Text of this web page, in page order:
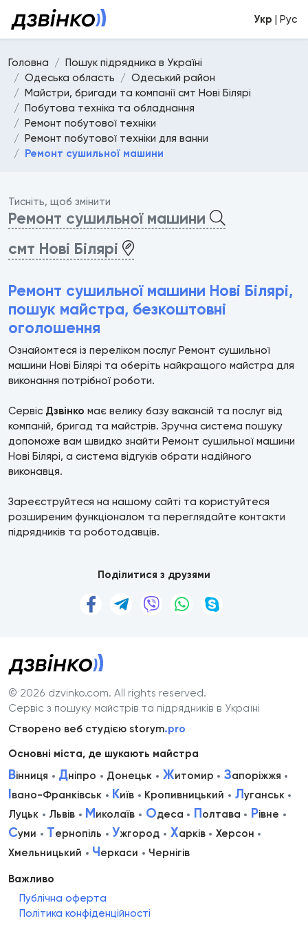
Укр | Рус
Головна
Пошук підрядника в Україні
Одеська область
Одеський район
Майстри, бригади та компанії смт Нові Білярі
Побутова техніка та обладнання
Ремонт побутової техніки
Ремонт побутової техніки для ванни
Ремонт сушильної машини
Тисніть, щоб змінити
Ремонт сушильної машини
смт Нові Білярі
Ремонт сушильної машини Нові Білярі,
пошук майстра, безкоштовні
оголошення
Ознайомтеся із переліком послуг Ремонт сушильної
машини Нові Білярі та оберіть найкращого майстра для
виконання потрібної роботи.
Сервіс Дзвінко має велику базу вакансій та послуг від
компаній, бригад та майстрів. Зручна система пошуку
допоможе вам швидко знайти Ремонт сушильної машини
Нові Білярі, а система відгуків обрати надійного
виконавця.
Зареєструйтеся на нашому сайті та користуйтеся
розширеним функціоналом та переглядайте контакти
підрядників та роботодавців.
Поділитися з друзями
© 2026 dzvinko.com. All rights reserved.
Сервіс з пошуку майстрів та підрядників в Україні
Створено веб студією storym.pro
Основні міста, де шукають майстра
Вінниця Дніпро Донецьк Житомир Запоріжжя
Івано-Франківськ Київ Кропивницький Луганськ
Луцьк
Львів Миколаїв Одеса Полтава Рівне
Суми Тернопіль Ужгород Харків
Херсон
Хмельницький
Черкаси Чернігів
Важливо
Публічна оферта
Політика конфіденційності